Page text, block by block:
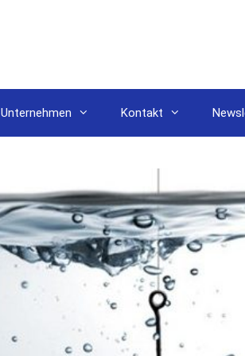
Unternehmen Kontakt